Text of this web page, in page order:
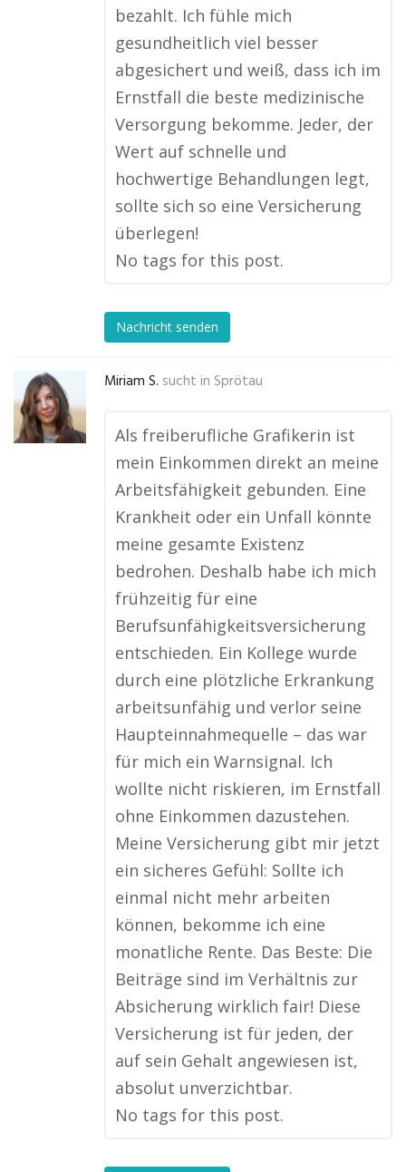
bezahlt. Ich fühle mich
gesundheitlich viel besser
abgesichert und weiß, dass ich im
Ernstfall die beste medizinische
Versorgung bekomme. Jeder, der
Wert auf schnelle und
hochwertige Behandlungen legt,
sollte sich so eine Versicherung
überlegen!
No tags for this post.
Nachricht senden
Miriam S. sucht in Sprötau
Als freiberufliche Grafikerin ist
mein Einkommen direkt an meine
Arbeitsfähigkeit gebunden. Eine
Krankheit oder ein Unfall könnte
meine gesamte Existenz
bedrohen. Deshalb habe ich mich
frühzeitig für eine
Berufsunfähigkeitsversicherung
entschieden. Ein Kollege wurde
durch eine plötzliche Erkrankung
arbeitsunfähig und verlor seine
Haupteinnahmequelle – das war
für mich ein Warnsignal. Ich
wollte nicht riskieren, im Ernstfall
ohne Einkommen dazustehen.
Meine Versicherung gibt mir jetzt
ein sicheres Gefühl: Sollte ich
einmal nicht mehr arbeiten
können, bekomme ich eine
monatliche Rente. Das Beste: Die
Beiträge sind im Verhältnis zur
Absicherung wirklich fair! Diese
Versicherung ist für jeden, der
auf sein Gehalt angewiesen ist,
absolut unverzichtbar.
No tags for this post.